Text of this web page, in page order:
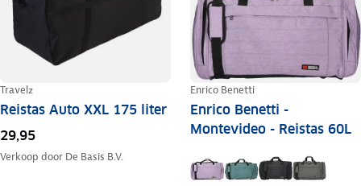
Travelz
Reistas Auto XXL 175 liter
29,95
Verkoop door De Basis B.V.
Enrico Benetti
Enrico Benetti -
Montevideo - Reistas 60L